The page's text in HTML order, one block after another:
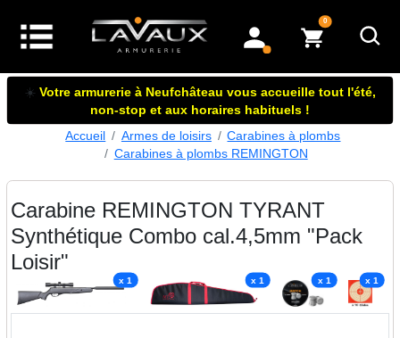
mon compte
0articles dans le panier
☀️ Votre armurerie à Neufchâteau vous accueille tout l'été,
non-stop et aux horaires habituels !
Accueil
Armes de loisirs
Carabines à plombs
Carabines à plombs REMINGTON
Carabine REMINGTON TYRANT
Synthétique Combo cal.4,5mm "Pack
Loisir"
x 1 x 1 x 1 x 1